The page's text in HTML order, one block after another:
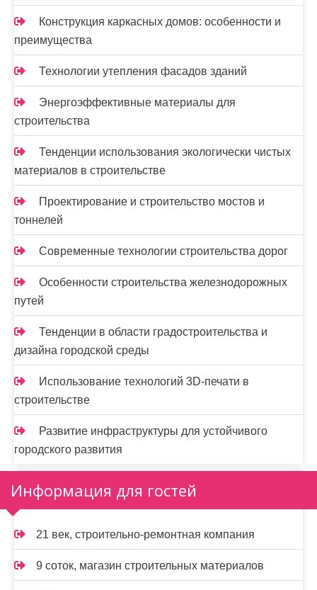
Конструкция каркасных домов: особенности и
преимущества
Технологии утепления фасадов зданий
Энергоэффективные материалы для
строительства
Тенденции использования экологически чистых
материалов в строительстве
Проектирование и строительство мостов и
тоннелей
Современные технологии строительства дорог
Особенности строительства железнодорожных
путей
Тенденции в области градостроительства и
дизайна городской среды
Использование технологий 3D-печати в
строительстве
Развитие инфраструктуры для устойчивого
городского развития
Информация для гостей
21 век, строительно-ремонтная компания
9 соток, магазин строительных материалов